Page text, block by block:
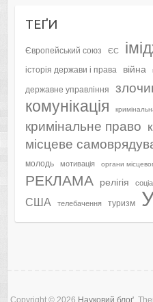
ТЕҐИ
Європейський союз ЄС
історія держави і права війна
державне управління
комунікація
кримінальне право
місцеве
молодь мотивація органи
РЕКЛАМА релігія
США телебачення туризм